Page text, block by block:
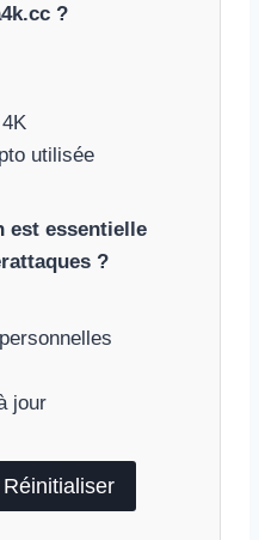
?
utilisée
est essentielle
?
jour
Réinitialiser